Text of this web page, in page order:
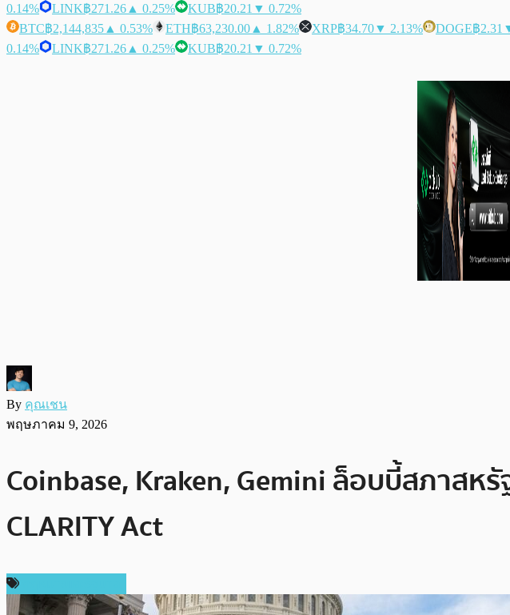
0.14%
LINK฿271.26 ▲ 0.25% KUB฿20.21 ▼ 0.72%
BTC฿2,144,835 ▲ 0.53% ETH฿63,230.00 ▲ 1.82% XRP฿34.70▼ 2.13% DOGE฿2.31
0.14%
LINK฿271.26 ▲ 0.25% KUB฿20.21 ▼ 0.72%
By คุณเชน
พฤษภาคม 9, 2026
Coinbase, Kraken, Gemini ล็อบบี้สภาส
CLARITY Act